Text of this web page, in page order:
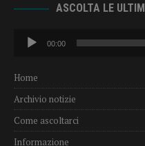
ASCOLTA LE
Audio
Player
00:00
Home
Archivio notizie
Come ascoltarci
Informazione